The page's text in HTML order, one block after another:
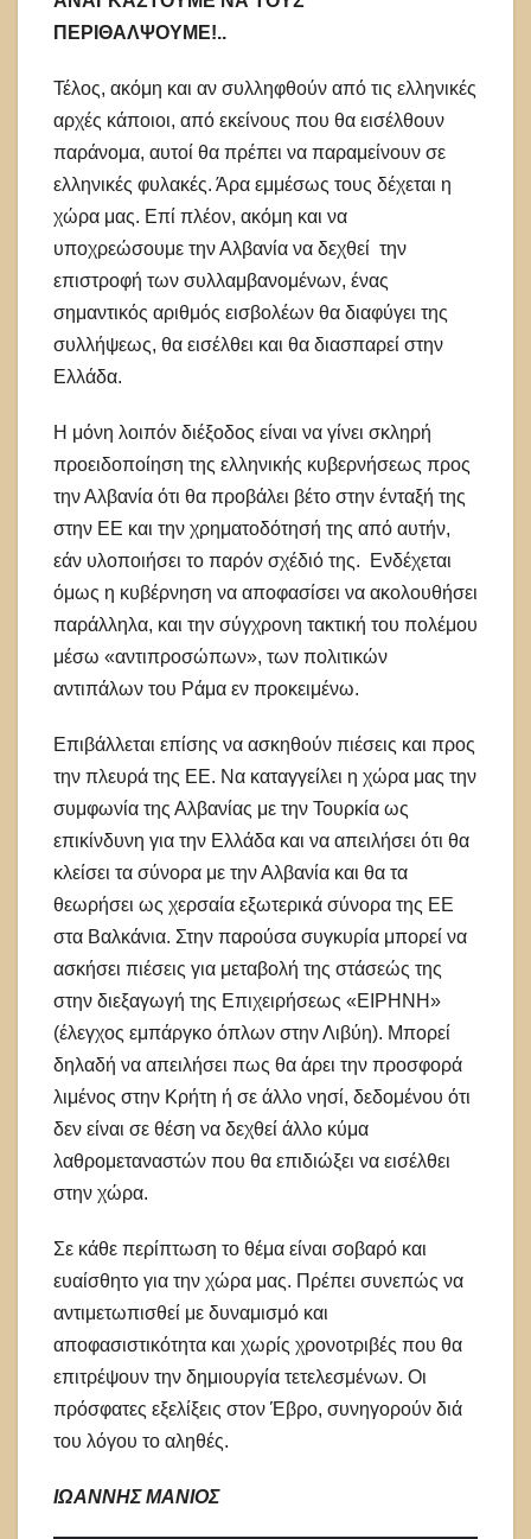
ΠΕΡΙΘΑΛΨΟΥΜΕ!..
Τέλος, ακόμη και αν συλληφθούν από τις ελληνικές
αρχές κάποιοι, από εκείνους που θα εισέλθουν
παράνομα, αυτοί θα πρέπει να παραμείνουν σε
ελληνικές φυλακές. Άρα εμμέσως τους δέχεται η
χώρα μας. Επί πλέον, ακόμη και να
υποχρεώσουμε την Αλβανία να δεχθεί την
επιστροφή των συλλαμβανομένων, ένας
σημαντικός αριθμός εισβολέων θα διαφύγει της
συλλήψεως, θα εισέλθει και θα διασπαρεί στην
Ελλάδα.
Η μόνη λοιπόν διέξοδος είναι να γίνει σκληρή
προειδοποίηση της ελληνικής κυβερνήσεως προς
την Αλβανία ότι θα προβάλει βέτο στην ένταξή της
στην ΕΕ και την χρηματοδότησή της από αυτήν,
εάν υλοποιήσει το παρόν σχέδιό της. Ενδέχεται
όμως η κυβέρνηση να αποφασίσει να ακολουθήσει
παράλληλα, και την σύγχρονη τακτική του πολέμου
μέσω «αντιπροσώπων», των πολιτικών
αντιπάλων του Ράμα εν προκειμένω.
Επιβάλλεται επίσης να ασκηθούν πιέσεις και προς
την πλευρά της ΕΕ. Να καταγγείλει η χώρα μας την
συμφωνία της Αλβανίας με την Τουρκία ως
επικίνδυνη για την Ελλάδα και να απειλήσει ότι θα
κλείσει τα σύνορα με την Αλβανία και θα τα
θεωρήσει ως χερσαία εξωτερικά σύνορα της ΕΕ
στα Βαλκάνια. Στην παρούσα συγκυρία μπορεί να
ασκήσει πιέσεις για μεταβολή της στάσεώς της
στην διεξαγωγή της Επιχειρήσεως «ΕΙΡΗΝΗ»
(έλεγχος εμπάργκο όπλων στην Λιβύη). Μπορεί
δηλαδή να απειλήσει πως θα άρει την προσφορά
λιμένος στην Κρήτη ή σε άλλο νησί, δεδομένου ότι
δεν είναι σε θέση να δεχθεί άλλο κύμα
λαθρομεταναστών που θα επιδιώξει να εισέλθει
στην χώρα.
Σε κάθε περίπτωση το θέμα είναι σοβαρό και
ευαίσθητο για την χώρα μας. Πρέπει συνεπώς να
αντιμετωπισθεί με δυναμισμό και
αποφασιστικότητα και χωρίς χρονοτριβές που θα
επιτρέψουν την δημιουργία τετελεσμένων. Οι
πρόσφατες εξελίξεις στον Έβρο, συνηγορούν διά
του λόγου το αληθές.
ΙΩΑΝΝΗΣ ΜΑΝΙΟΣ